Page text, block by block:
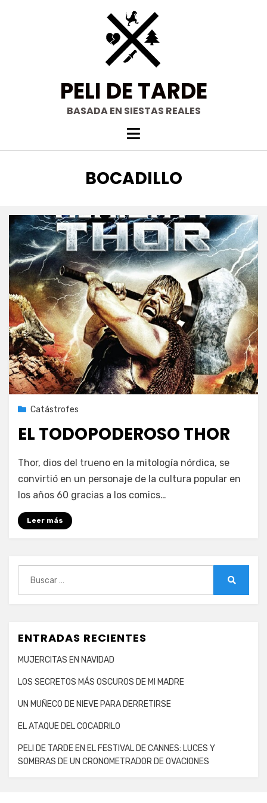
PELI DE TARDE
BASADA EN SIESTAS REALES
ETIQUETA
:
BOCADILLO
Publicada
27 de junio de 2021
Catástrofes
EL TODOPODEROSO THOR
PeliDeTarde
1 comentario en
TODOPODEROSO
THOR
Thor, dios del trueno en la mitología nórdica, se
convirtió en un personaje de la cultura popular en
los años 60 gracias a los comics…
Leer más
ENTRADAS RECIENTES
MUJERCITAS EN NAVIDAD
LOS SECRETOS MÁS OSCUROS DE MI MADRE
UN MUÑECO DE NIEVE PARA DERRETIRSE
EL ATAQUE DEL COCADRILO
PELI DE TARDE EN EL FESTIVAL DE CANNES: LUCES Y
SOMBRAS DE UN CRONOMETRADOR DE OVACIONES